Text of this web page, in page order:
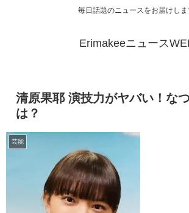
毎日話題のニュースをお届けし
Erimakeeニュース
清原果耶 演技力がヤバい！な
は？
芸能